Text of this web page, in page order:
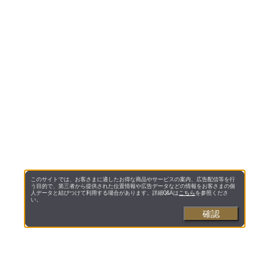
このサイトでは、お客さまに適したお得な商品やサービスの案内、広告配信等を行
う目的で、第三者から提供された位置情報や広告データなどの情報をお客さまの個
人データと結びつけて利用する場合があります。詳細Q&Aは こちら を参照くださ
い。
確認